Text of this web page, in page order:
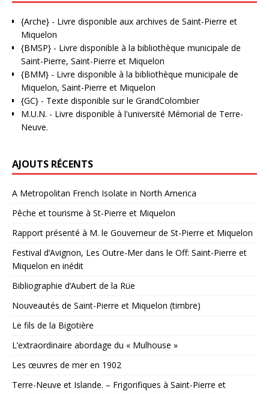
{Arche} - Livre disponible aux archives de Saint-Pierre et
Miquelon
{BMSP} - Livre disponible à la bibliothèque municipale de
Saint-Pierre, Saint-Pierre et Miquelon
{BMM} - Livre disponible à la bibliothèque municipale de
Miquelon, Saint-Pierre et Miquelon
{GC} - Texte disponible sur le GrandColombier
M.U.N. - Livre disponible à l'université Mémorial de Terre-
Neuve.
AJOUTS RÉCENTS
A Metropolitan French Isolate in North America
Pêche et tourisme à St-Pierre et Miquelon
Rapport présenté à M. le Gouverneur de St-Pierre et Miquelon
Festival d’Avignon, Les Outre-Mer dans le Off: Saint-Pierre et
Miquelon en inédit
Bibliographie d’Aubert de la Rüe
Nouveautés de Saint-Pierre et Miquelon (timbre)
Le fils de la Bigotière
L’extraordinaire abordage du « Mulhouse »
Les œuvres de mer en 1902
Terre-Neuve et Islande. – Frigorifiques à Saint-Pierre et